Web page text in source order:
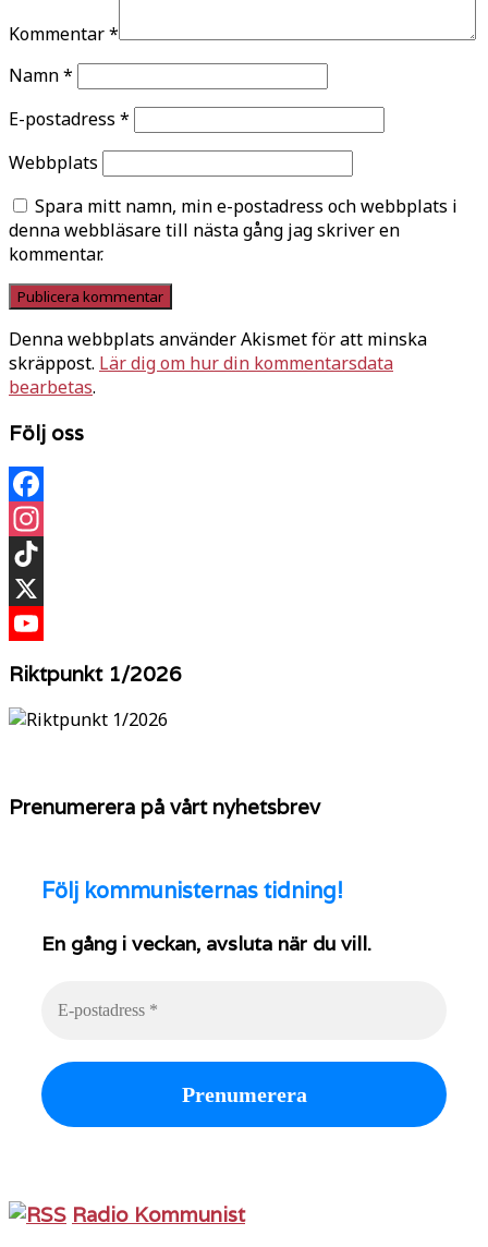
Kommentar*
Namn*
E-postadress *
Webbplats
Spara mitt namn, min e-postadress och webbplats i
denna webbläsare till nästa gång jag skriver en
kommentar.
Denna webbplats använder Akismet för att minska
skräppost. Lär dig om hur din kommentarsdata
bearbetas.
Följ oss
Facebook
Instagram
TikTok
X
Riktpunkt 1/2026
Prenumerera på vårt nyhetsbrev
Följ kommunisternas tidning!
En gång i veckan, avsluta när du vill.
Radio Kommunist